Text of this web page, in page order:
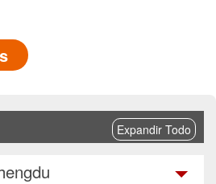
Expandir Todo